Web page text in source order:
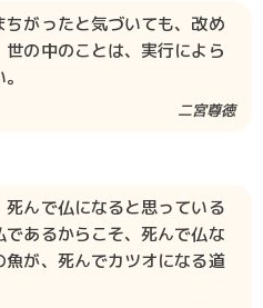
がったと気づいても、改め
の中のことは、実行によら
二宮尊徳​​
んで仏になると思っている
あるからこそ、死んで仏な
が、死んでカツオになる道